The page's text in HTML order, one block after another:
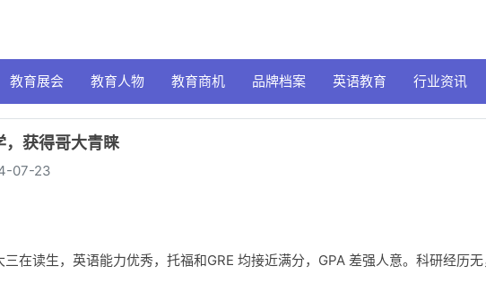
教育展会 教育人物 教育商机 品牌档案 英语教育 行业资讯
，获得哥大青睐
07-23
在读生，英语能力优秀，托福和GRE 均接近满分，GPA 差强人意。科研经历